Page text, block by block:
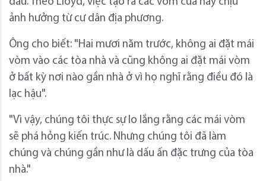
ảnh hưởng từ cư dân địa phương.
Ông cho biết: "Hai mươi năm trước, không ai đặt mái
vòm vào các tòa nhà và cũng không ai đặt mái vòm
ở bất kỳ nơi nào gần nhà ở vì họ nghĩ rằng điều đó là
lạc hậu".
"Vì vậy, chúng tôi thực sự lo lắng rằng các mái vòm
sẽ phá hỏng kiến ​​trúc. Nhưng chúng tôi đã làm
chúng và chúng gần như là dấu ấn đặc trưng của tòa
nhà."